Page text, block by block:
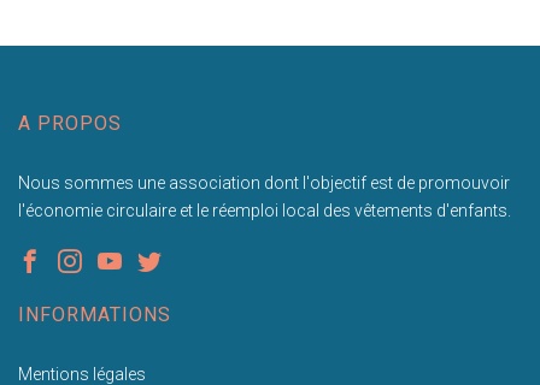
A PROPOS
Nous sommes une association dont l'objectif est de promouvoir
l'économie circulaire et le réemploi local des vêtements d'enfants.
INFORMATIONS
Mentions légales